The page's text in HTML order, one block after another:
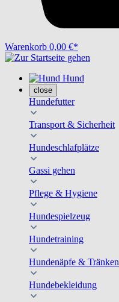
Warenkorb 0,00 €*
Hund
close
Hundefutter
Transport & Sicherheit
Hundeschlafplätze
Gassi gehen
Pflege & Hygiene
Hundespielzeug
Hundetraining
Hundenäpfe & Tränken
Hundebekleidung